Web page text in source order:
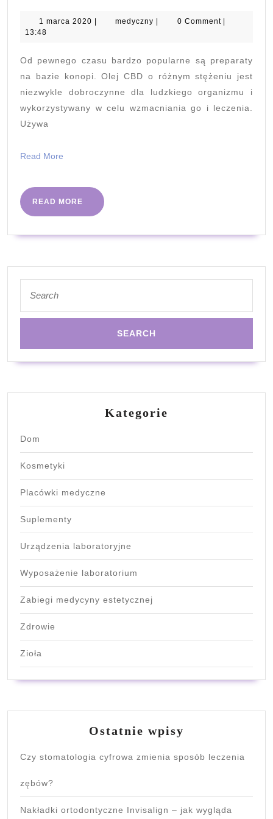
1 marca 2020 1| medyczny medyczny
| 0 Comment |
13:48
Od pewnego czasu bardzo popularne są preparaty
na bazie konopi. Olej CBD o różnym stężeniu jest
niezwykle dobroczynne dla ludzkiego organizmu i
wykorzystywany w celu wzmacniania go i leczenia.
Używa
Read More
READ MORE
READ
MORE
for:
Kategorie
Dom
Kosmetyki
Placówki medyczne
Suplementy
Urządzenia laboratoryjne
Wyposażenie laboratorium
Zabiegi medycyny estetycznej
Zdrowie
Zioła
Ostatnie wpisy
Czy stomatologia cyfrowa zmienia sposób leczenia
zębów?
Nakładki ortodontyczne Invisalign – jak wygląda